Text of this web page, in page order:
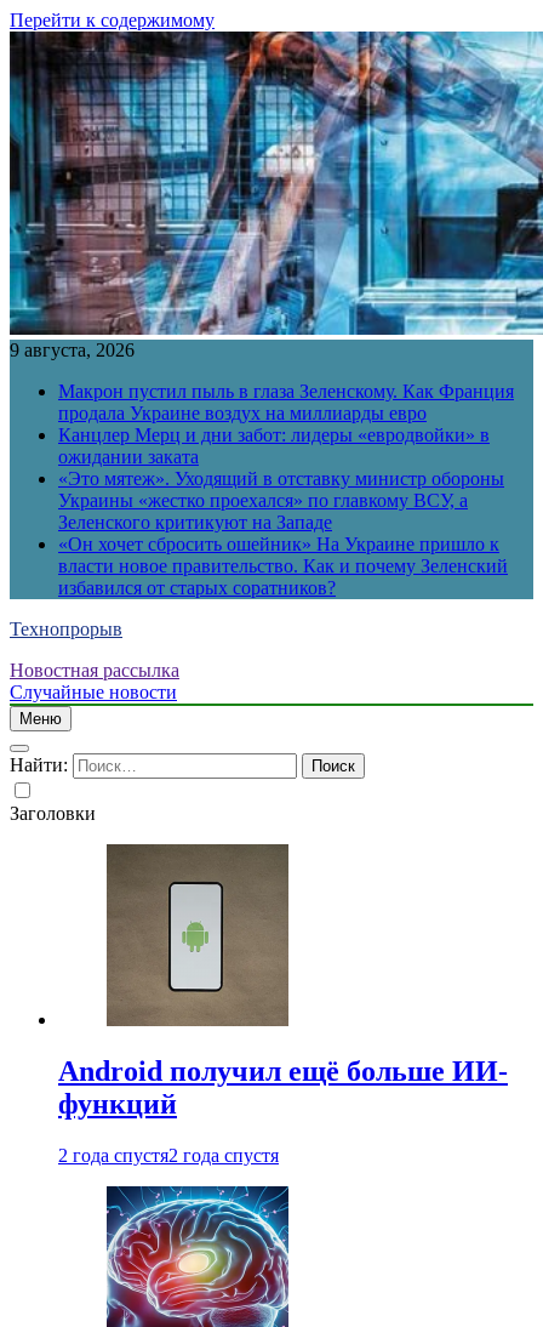
Перейти к содержимому
9 августа, 2026
Макрон пустил пыль в глаза Зеленскому. Как Франция
продала Украине воздух на миллиарды евро
Канцлер Мерц и дни забот: лидеры «евродвойки» в
ожидании заката
«Это мятеж». Уходящий в отставку министр обороны
Украины «жестко проехался» по главкому ВСУ, а
Зеленского критикуют на Западе
«Он хочет сбросить ошейник» На Украине пришло к
власти новое правительство. Как и почему Зеленский
избавился от старых соратников?
Технопрорыв
Новостная рассылка
Случайные новости
Меню
Найти:
Заголовки
Android получил ещё больше ИИ-
функций
2 года спустя2 года спустя